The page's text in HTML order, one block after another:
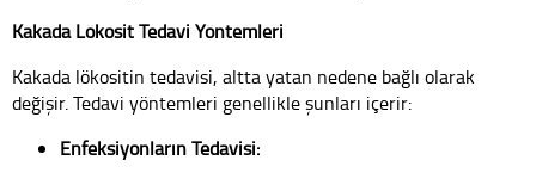
Kakada Lökosit Tedavi Yöntemleri
Kakada lökositin tedavisi, altta yatan nedene bağlı olarak
değişir. Tedavi yöntemleri genellikle şunları içerir:
Enfeksiyonların Tedavisi: